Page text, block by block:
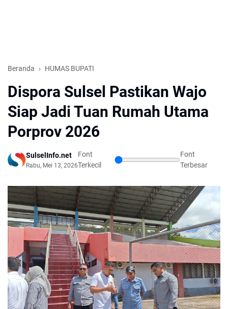
Beranda HUMAS BUPATI
Dispora Sulsel Pastikan Wajo
Siap Jadi Tuan Rumah Utama
Porprov 2026
SulselInfo.net
Rabu, Mei 13, 2026
Font
Terkecil
Font
Terbesar